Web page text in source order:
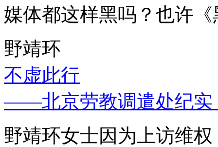
媒体都这样黑吗？也许
野靖环
不虚此行
——北京劳教调遣处纪实
野靖环女士因为上访维